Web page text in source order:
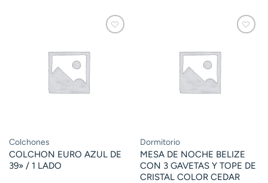
Colchones
COLCHON EURO AZUL DE
39» / 1 LADO
Dormitorio
MESA DE NOCHE BELIZE
CON 3 GAVETAS Y TOPE DE
CRISTAL COLOR CEDAR